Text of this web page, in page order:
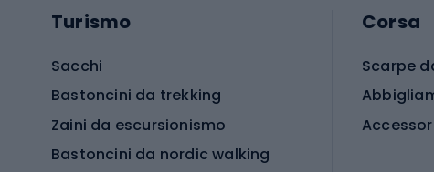
Turismo
Sacchi
Bastoncini da trekking
Zaini da escursionismo
Bastoncini da nordic walking
Corsa
Scarpe